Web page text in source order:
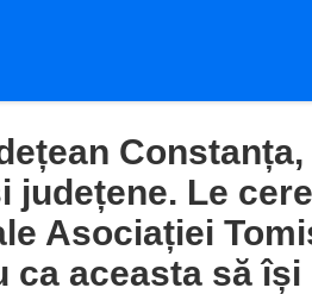
Constanța,
Le
Asociației
ca aceasta să își